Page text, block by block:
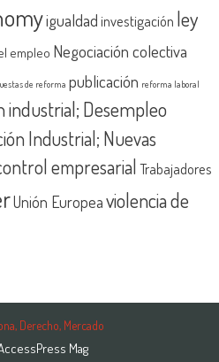
igualdadinvestigación ley
empleo Negociación colectiva
de reforma publicación reforma laboral
industrial; Desempleo
Industrial; Nuevas
empresarial Trabajadores
Unión Europeaviolencia de
Derecho, Mercado
Mag